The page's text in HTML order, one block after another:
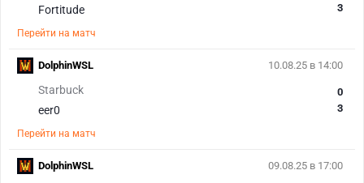
Fortitude
3
Перейти на матч
10.08.25 в 14:00
Starbuck
eer0
0
3
Перейти на матч
DolphinWSL
09.08.25 в 17:00
DolphinWSL